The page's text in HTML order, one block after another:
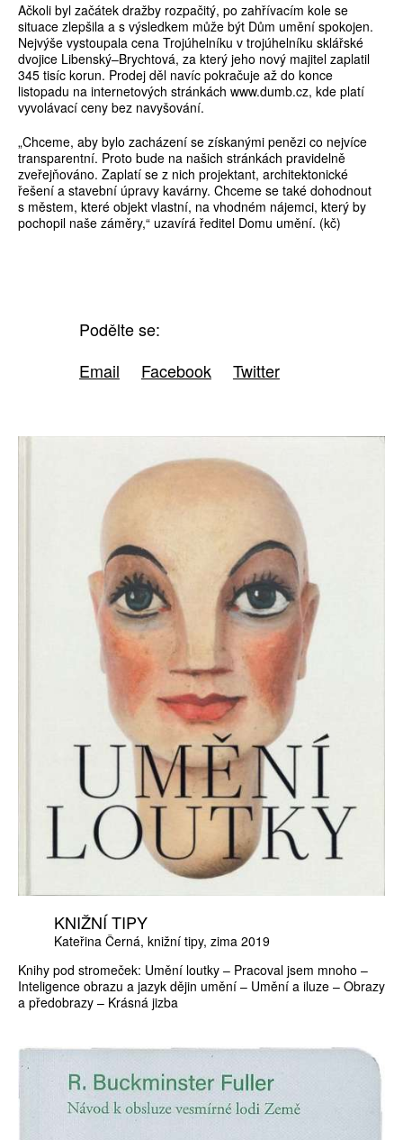
Ačkoli byl začátek dražby rozpačitý, po zahřívacím kole se
situace zlepšila a s výsledkem může být Dům umění spokojen.
Nejvýše vystoupala cena Trojúhelníku v trojúhelníku sklářské
dvojice Libenský–Brychtová, za který jeho nový majitel zaplatil
345 tisíc korun. Prodej děl navíc pokračuje až do konce
listopadu na internetových stránkách www.dumb.cz, kde platí
vyvolávací ceny bez navyšování.
„Chceme, aby bylo zacházení se získanými penězi co nejvíce
transparentní. Proto bude na našich stránkách pravidelně
zveřejňováno. Zaplatí se z nich projektant, architektonické
řešení a stavební úpravy kavárny. Chceme se také dohodnout
s městem, které objekt vlastní, na vhodném nájemci, který by
pochopil naše záměry,“ uzavírá ředitel Domu umění. (kč)
Podělte se:
Email
Facebook Twitter
KNIŽNÍ TIPY
Kateřina Černá knižní tipy zima 2019
Knihy pod stromeček: Umění loutky – Pracoval jsem mnoho –
Inteligence obrazu a jazyk dějin umění – Umění a iluze – Obrazy
a předobrazy – Krásná jizba